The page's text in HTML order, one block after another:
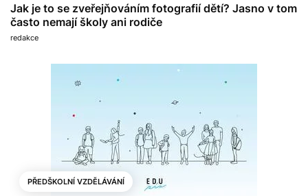
Jak je to se zveřejňováním fotografií dětí? Jasno v tom
často nemají školy ani rodiče
redakce
PŘEDŠKOLNÍ VZDĚLÁVÁNÍ